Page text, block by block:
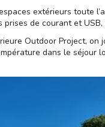
extérieurs toute
de courant et
Outdoor Project, on
dans le